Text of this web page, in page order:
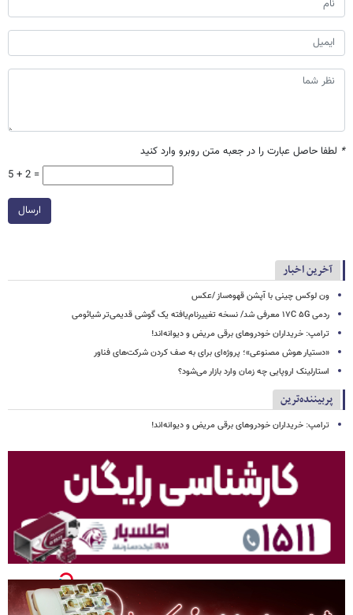
* لطفا حاصل عبارت را در جعبه متن روبرو وارد کنید
5 + 2 =
ارسال
آخرین اخبار
ون لوکس چینی با آپشن قهوه‌ساز /عکس
ردمی ۱۷C ۵G معرفی شد/ نسخه تغییرنام‌یافته یک گوشی قدیمی‌تر شیائومی
ترامپ: خریداران خودروهای برقی مریض و دیوانه‌اند!
«دستیار هوش مصنوعی»؛ پروژه‌ای برای به صف کردن شرکت‌های فناور
استارلینک اروپایی چه زمان وارد بازار می‌شود؟
پربیننده‌ترین
ترامپ: خریداران خودروهای برقی مریض و دیوانه‌اند!